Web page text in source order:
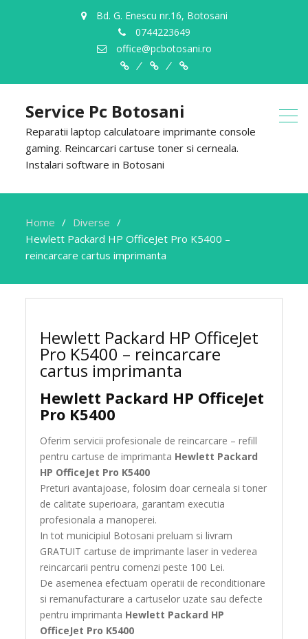
Bd. G. Enescu nr.16, Botosani
0744223649
office@pcbotosani.ro
Despre
Noi
ServiciiContact
Service Pc Botosani
Reparatii laptop calculatoare imprimante console
gaming. Reincarcari cartuse toner si cerneala.
Instalari software in Botosani
Home
Diverse
Hewlett Packard HP OfficeJet Pro K5400 –
reincarcare cartus imprimanta
Hewlett Packard HP OfficeJet
Pro K5400 – reincarcare
cartus imprimanta
Hewlett Packard HP OfficeJet
Pro K5400
Oferim servicii profesionale de reincarcare – refill
pentru cartuse de imprimanta Hewlett Packard
HP OfficeJet Pro K5400
Preturi avantajoase, folosim doar cerneala si toner
de calitate superioara, garantam executia
profesionala a manoperei.
In tot municipiul Botosani preluam si livram
GRATUIT cartuse de imprimante laser in vederea
reincarcarii pentru comenzi peste 100 Lei.
De asemenea efectuam operatii de reconditionare
si remanufacturare a cartuselor uzate sau defecte
pentru imprimanta Hewlett Packard HP
OfficeJet Pro K5400